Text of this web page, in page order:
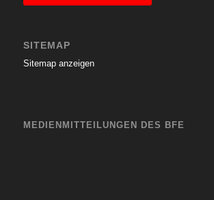
SITEMAP
Sitemap anzeigen
MEDIENMITTEILUNGEN DES BFE